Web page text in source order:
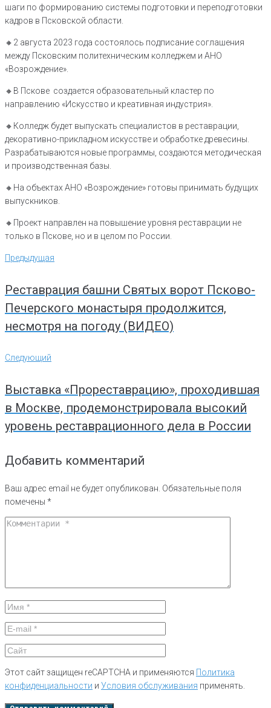
шаги по формированию системы подготовки и переподготовки
кадров в Псковской области.
🔸️2 августа 2023 года состоялось подписание соглашения
между Псковским политехническим колледжем и АНО
«Возрождение».
🔸️В Пскове создается образовательный кластер по
направлению «Искусство и креативная индустрия».
🔸️Колледж будет выпускать специалистов в реставрации,
декоративно-прикладном искусстве и обработке древесины.
Разрабатываются новые программы, создаются методическая
и производственная базы.
🔸️На объектах АНО «Возрождение» готовы принимать будущих
выпускников.
🔸️Проект направлен на повышение уровня реставрации не
только в Пскове, но и в целом по России.
Навигация
по
Предыдущая
Предыдущая
Реставрация башни Святых ворот Псково-
Печерского монастыря продолжится,
несмотря на погоду (ВИДЕО)
Следующий
Следующий
Выставка «Прореставрацию», проходившая
в Москве, продемонстрировала высокий
уровень реставрационного дела в России
Добавить комментарий
Ваш адрес email не будет опубликован. Обязательные поля
помечены *
Этот сайт защищен reCAPTCHA и применяются Политика
конфиденциальности и Условия обслуживания применять.